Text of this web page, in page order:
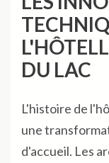
DU LAC
L'histoire de
une
d'accueil. Les